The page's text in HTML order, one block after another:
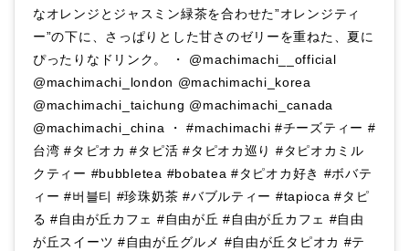
なオレンジとジャスミン緑茶を合わせた”オレンジティ
ー”の下に、さっぱりとした甘さのゼリーを重ねた、夏に
ぴったりなドリンク。 ・ @machimachi__official
@machimachi_london @machimachi_korea
@machimachi_taichung @machimachi_canada
@machimachi_china ・ #machimachi #チーズティー #
台湾 #タピオカ #タピ活 #タピオカ巡り #タピオカミル
クティー #bubbletea #bobatea #タピオカ好き #ボバテ
ィー #버블티 #珍珠奶茶 #バブルティー #tapioca #タピ
る #自由が丘カフェ #自由が丘 #自由が丘カフェ #自由
が丘スイーツ #自由が丘グルメ #自由が丘タピオカ #テ